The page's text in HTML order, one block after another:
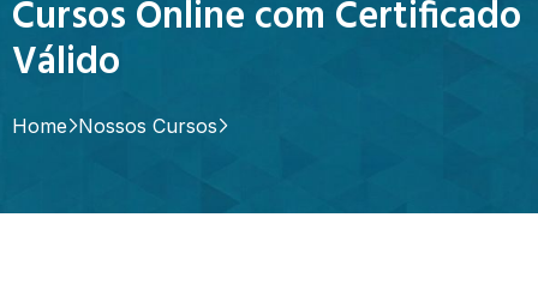
Cursos Online com Certificado
Válido
Home Nossos Cursos